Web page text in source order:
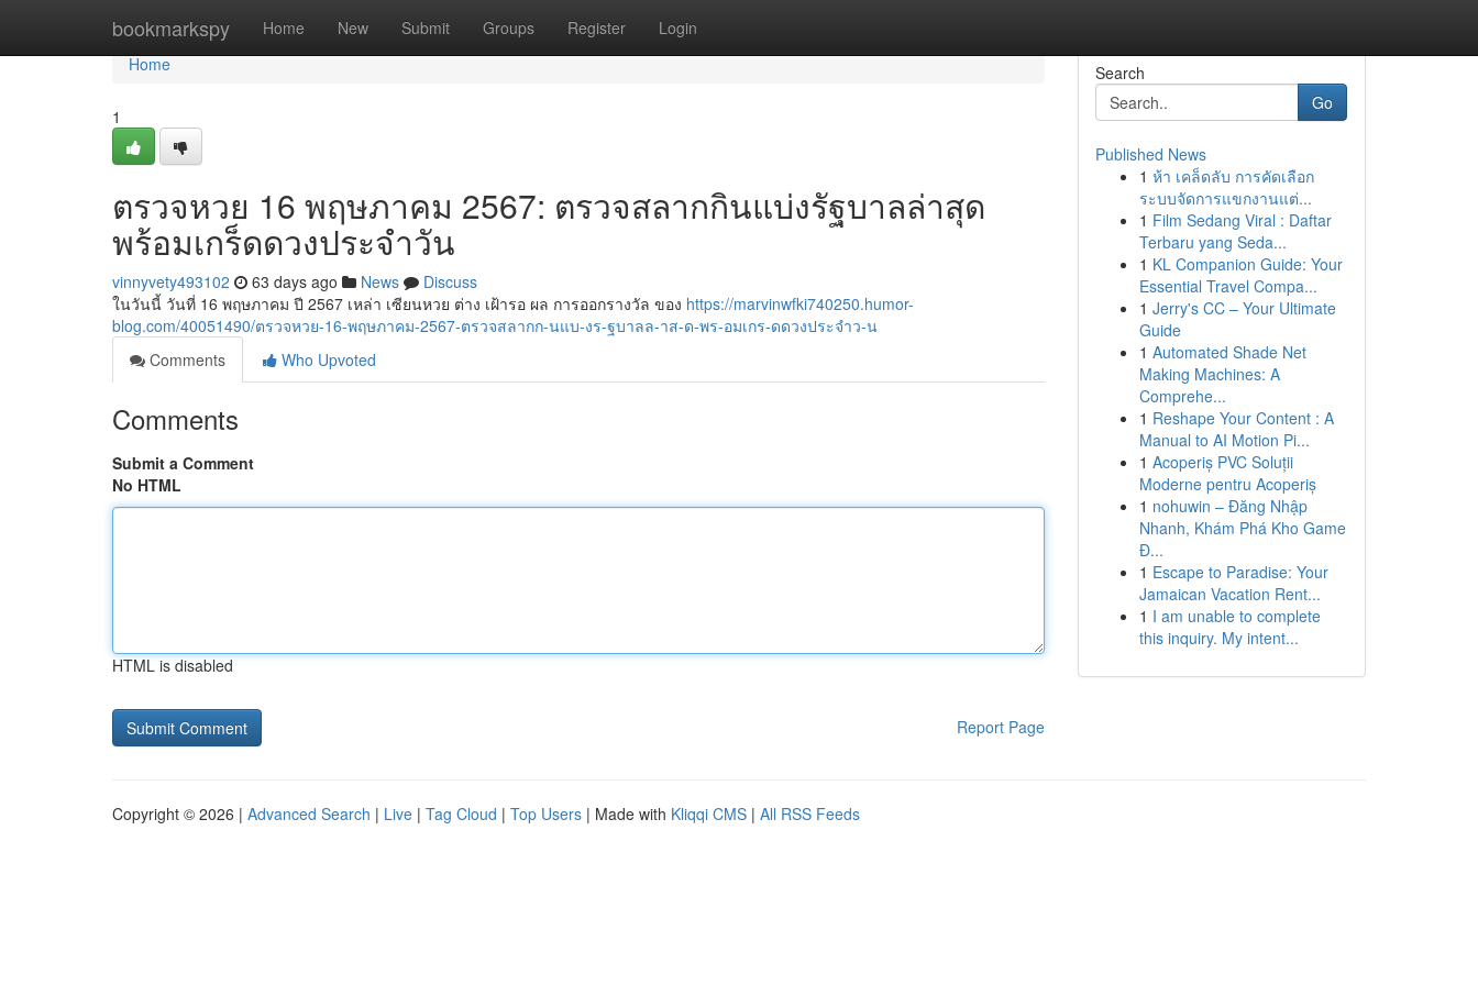
bookmarkspy Home New Submit Groups Register Login
Home
Home
1
ตรวจหวย 16 พฤษภาคม 2567: ตรวจสลากกินแบ่งรัฐบาลล่าสุด
พร้อมเกร็ดดวงประจำวัน
vinnyvety493102 63 days ago News
Discuss
ในวันนี้ วันที่ 16 พฤษภาคม ปี 2567 เหล่า เซียนหวย ต่าง เฝ้ารอ ผล การออกรางวัล ของ https://marvinwfki740250.humor-
blog.com/40051490/ตรวจหวย-16-พฤษภาคม-2567-ตรวจสลากก-นแบ-งร-ฐบาลล-าส-ด-พร-อมเกร-ดดวงประจำว-น
Comments
Who Upvoted
Comments
Submit a Comment
No HTML
HTML is disabled
Report Page
Search
Go
Published News
1 ห้า เคล็ดลับ การคัดเลือก
ระบบจัดการแขกงานแต่...
1 Film Sedang Viral : Daftar
Terbaru yang Seda...
1 KL Companion Guide: Your
Essential Travel Compa...
1 Jerry's CC – Your Ultimate
Guide
1 Automated Shade Net
Making Machines: A
Comprehe...
1 Reshape Your Content : A
Manual to AI Motion Pi...
1 Acoperiș PVC Soluții
Moderne pentru Acoperiș
1 nohuwin – Đăng Nhập
Nhanh, Khám Phá Kho Game
Đ...
1 Escape to Paradise: Your
Jamaican Vacation Rent...
1 I am unable to complete
this inquiry. My intent...
Copyright © 2026 | Advanced Search | Live | Tag Cloud | Top Users | Made with Kliqqi CMS | All RSS Feeds